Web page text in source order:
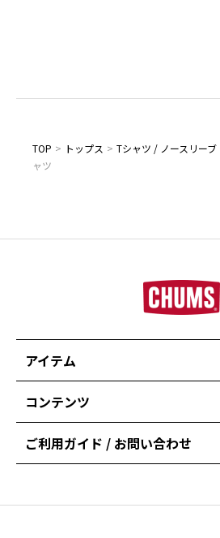
TOP > トップス > Tシャツ / ノースリーブ
ャツ
アイテム
コンテンツ
ご利用ガイド / お問い合わせ